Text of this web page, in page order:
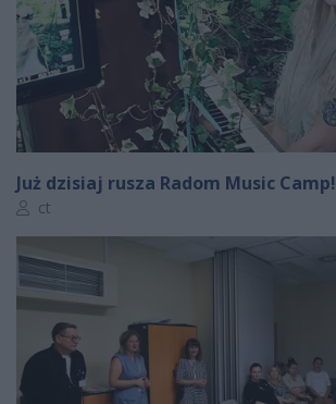
Już dzisiaj rusza Radom Music Camp!
Autor artykułu:
ct